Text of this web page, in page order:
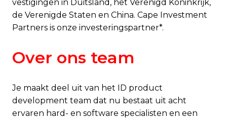
vestigingen in Duitsland, het Verenigd Koninkrijk,
de Verenigde Staten en China. Cape Investment
Partners is onze investeringspartner*.
Over ons team
Je maakt deel uit van het ID product
development team dat nu bestaat uit acht
ervaren hard- en software specialisten en een